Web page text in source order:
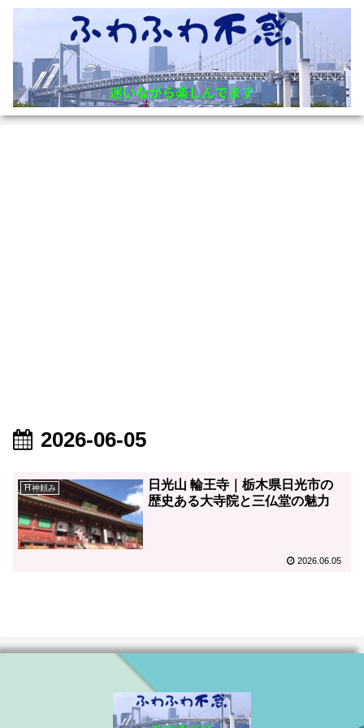
2026-06-05
⛩神頼み
日光山 輪王寺｜栃木県日光市の
歴史ある大寺院と三仏堂の魅力
2026.06.05